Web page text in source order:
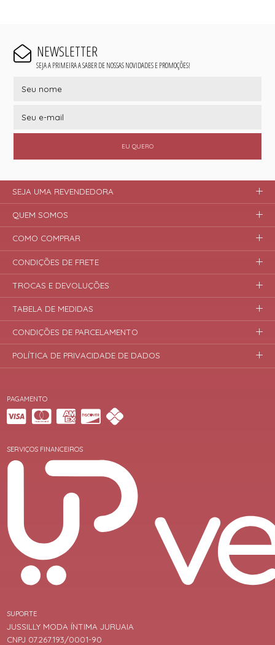
NEWSLETTER
SEJA A PRIMEIRA A SABER DE NOSSAS NOVIDADES E PROMOÇÕES!
EU QUERO
PAGAMENTO
SERVIÇOS FINANCEIROS
SUPORTE
JUSSILLY MODA ÍNTIMA JURUAIA
CNPJ 07.267.193/0001-90
SEJA UMA REVENDEDORA
QUEM SOMOS
COMO COMPRAR
CONDIÇÕES DE FRETE
TROCAS E DEVOLUÇÕES
TABELA DE MEDIDAS
CONDIÇÕES DE PARCELAMENTO
POLÍTICA DE PRIVACIDADE DE DADOS